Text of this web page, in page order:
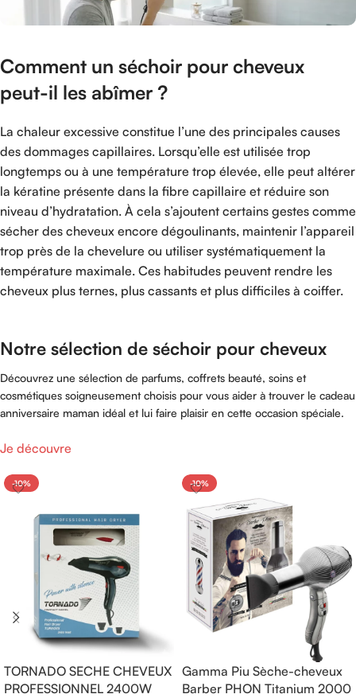
Comment un séchoir pour cheveux
peut-il les abîmer ?
La chaleur excessive constitue l’une des principales causes
des dommages capillaires. Lorsqu’elle est utilisée trop
longtemps ou à une température trop élevée, elle peut altérer
la kératine présente dans la fibre capillaire et réduire son
niveau d’hydratation. À cela s’ajoutent certains gestes comme
sécher des cheveux encore dégoulinants, maintenir l’appareil
trop près de la chevelure ou utiliser systématiquement la
température maximale. Ces habitudes peuvent rendre les
cheveux plus ternes, plus cassants et plus difficiles à coiffer.
Notre sélection de séchoir pour cheveux
Découvrez une sélection de parfums, coffrets beauté, soins et
cosmétiques soigneusement choisis pour vous aider à trouver le cadeau
anniversaire maman idéal et lui faire plaisir en cette occasion spéciale.
Je découvre
-10%
TORNADO SECHE CHEVEUX
PROFESSIONNEL 2400W
-10%
Gamma Piu Sèche-cheveux
Barber PHON Titanium 2000